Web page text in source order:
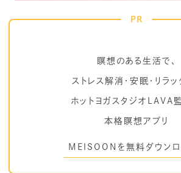
PR
瞑想のある生活で、
ストレス解消・安眠・リラ
ホットヨガスタジオLAVA
本格瞑想アプリ
MEISOONを無料ダウンロ